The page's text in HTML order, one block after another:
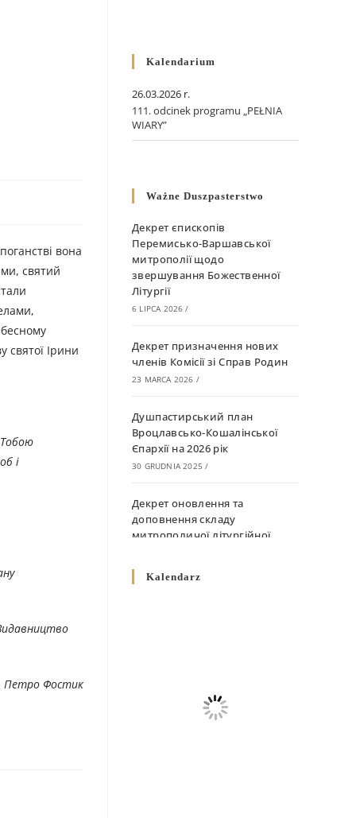
вона
святий
святої Ірини
і
Петро Фостик
Kalendarium
26.03.2026 r.
111. odcinek programu „PEŁNIA
WIARY”
Ważne Duszpasterstwo
Декрет єпископів
Перемисько-Варшавської
митрополії щодо
звершування Божественної
Літургії
6 LIPCA 2026 /
Декрет призначення нових
членів Комісії зі Справ Родин
23 MARCA 2026 /
Душпастирський план
Вроцлавсько-Кошалінської
Єпархії на 2026 рік
30 GRUDNIA 2025 /
Декрет оновлення та
доповнення складу
митрополичої літургійної
10 GRUDNIA 2025
Декрет про відзначення
Великодня і всіх рухомих
Kalendarz